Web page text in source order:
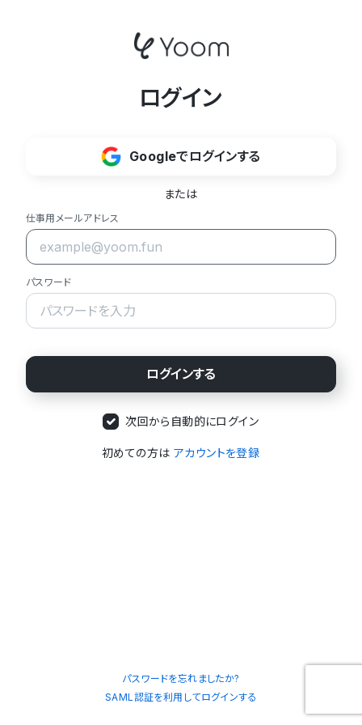
ログイン
Googleでログインする
または
仕事用メールアドレス
パスワード
次回から自動的にログイン
初めての方は アカウントを登録
パスワードを忘れましたか?
SAML認証を利用してログインする